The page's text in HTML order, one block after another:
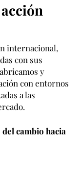
internacional,
con sus
y
con entornos
a las
cambio hacia